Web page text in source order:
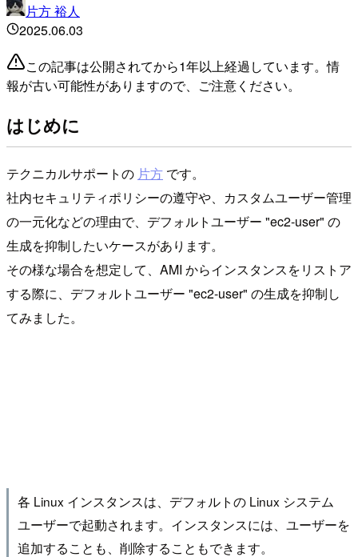
片方 裕人
2025.06.03
この記事は公開されてから1年以上経過しています。情
報が古い可能性がありますので、ご注意ください。
はじめに
テクニカルサポートの 片方 です。
社内セキュリティポリシーの遵守や、カスタムユーザー管理
の一元化などの理由で、デフォルトユーザー "ec2-user" の
生成を抑制したいケースがあります。
その様な場合を想定して、AMI からインスタンスをリストア
する際に、デフォルトユーザー "ec2-user" の生成を抑制し
てみました。
各 Linux インスタンスは、デフォルトの Linux システム
ユーザーで起動されます。インスタンスには、ユーザーを
追加することも、削除することもできます。